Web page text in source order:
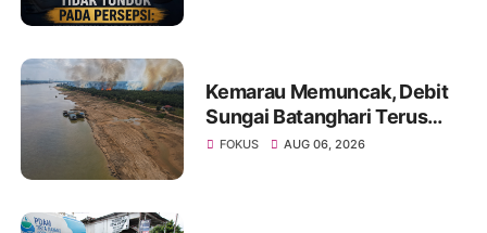
Kemarau Memuncak, Debit
Sungai Batanghari Terus
Menyusut, Jambi Hadapi
FOKUS AUG 06, 2026